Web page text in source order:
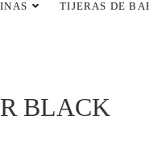
TIJERAS DE
BLACK